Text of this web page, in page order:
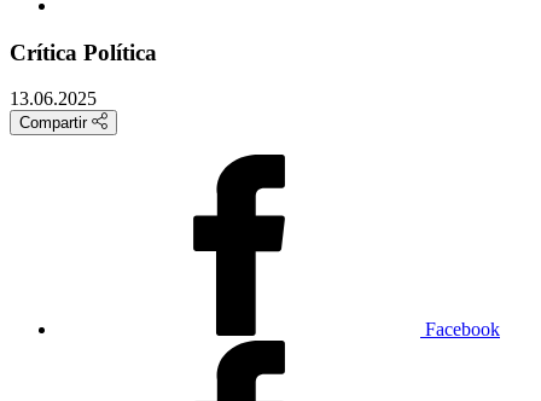
Crítica Política
13.06.2025
Compartir
Facebook